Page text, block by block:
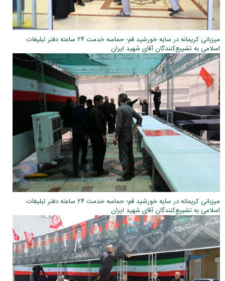
میزبانی کریمانه در سایه خورشید قم؛ حماسه خدمت ۲۴ ساعته دفتر تبلیغات
اسلامی به تشییع‌کنندگان آقای شهید ایران
میزبانی کریمانه در سایه خورشید قم؛ حماسه خدمت ۲۴ ساعته دفتر تبلیغات
اسلامی به تشییع‌کنندگان آقای شهید ایران